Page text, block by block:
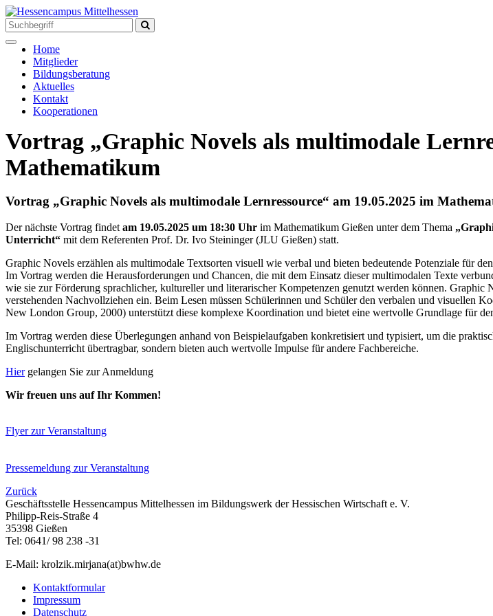
Toggle
navigation
Home
Mitglieder
Bildungsberatung
Aktuelles
Kontakt
Kooperationen
Vortrag „Graphic Novels als multimodale
Mathematikum
Vortrag „Graphic Novels als multimodale Lernressource“ am 19.05.2025 im
Der nächste Vortrag findetam 19.05.2025 um 18:30 Uhr im Mathematikum Gießen unter dem Thema
Unterricht“ mit dem Referenten Prof. Dr. Ivo Steininger (JLU Gießen) statt.
Graphic Novels erzählen als multimodale Textsorten visuell wie verbal und bieten bedeutende Potenziale für
Im Vortrag werden die Herausforderungen und Chancen, die mit dem Einsatz dieser multimodalen Texte
wie sie zur Förderung sprachlicher, kultureller und literarischer Kompetenzen genutzt werden können.
verstehenden Nachvollziehen ein. Beim Lesen müssen Schülerinnen und Schüler den verbalen und visuellen
New London Group, 2000) unterstützt diese komplexe Koordination und bietet eine wertvolle Grundlage für
Im Vortrag werden diese Überlegungen anhand von Beispielaufgaben konkretisiert und typisiert, um die
Englischunterricht übertragbar, sondern bieten auch wertvolle Impulse für andere Fachbereiche.
Hiergelangen Sie zur Anmeldung
Wir freuen uns auf Ihr Kommen!
Flyer zur Veranstaltung
Pressemeldung zur Veranstaltung
Zurück
Geschäftsstelle Hessencampus Mittelhessen im Bildungswerk der Hessischen Wirtschaft e. V.
Philipp-Reis-Straße 4
35398 Gießen
Tel: 0641/ 98 238 -31
E-Mail: krolzik.mirjana(at)bwhw.de
Kontaktformular
Impressum
Datenschutz